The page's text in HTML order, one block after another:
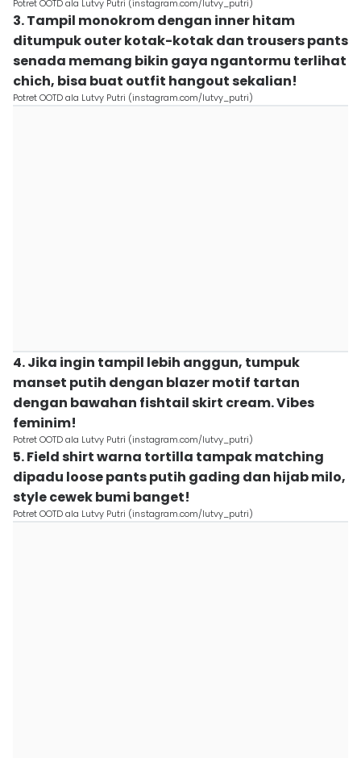
Potret OOTD ala Lutvy Putri (instagram.com/lutvy_putri)
3. Tampil monokrom dengan inner hitam
ditumpuk outer kotak-kotak dan trousers pants
senada memang bikin gaya ngantormu terlihat
chich, bisa buat outfit hangout sekalian!
Potret OOTD ala Lutvy Putri (instagram.com/lutvy_putri)
4. Jika ingin tampil lebih anggun, tumpuk
manset putih dengan blazer motif tartan
dengan bawahan fishtail skirt cream. Vibes
feminim!
Potret OOTD ala Lutvy Putri (instagram.com/lutvy_putri)
5. Field shirt warna tortilla tampak matching
dipadu loose pants putih gading dan hijab milo,
style cewek bumi banget!
Potret OOTD ala Lutvy Putri (instagram.com/lutvy_putri)